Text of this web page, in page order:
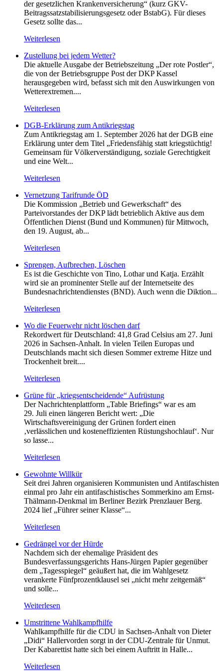
der gesetzlichen Krankenversicherung“ (kurz GKV-
Beitragssatzstabilisierungsgesetz oder BstabG). Für dieses
Gesetz sollte das...
Weiterlesen
Zustellung bei jedem Wetter?
Die aktuelle Ausgabe der Betriebszeitung „Der rote Postler“,
die von der Betriebsgruppe Post der DKP Kassel
herausgegeben wird, befasst sich mit den Auswirkungen von
Wetterextremen....
Weiterlesen
DGB-Erklärung zum Antikriegstag
Zum Antikriegstag am 1. September 2026 hat der DGB eine
Erklärung unter dem Titel „Friedensfähig statt kriegstüchtig!
Gemeinsam für Völkerverständigung, soziale Gerechtigkeit
und eine Welt...
Weiterlesen
Vernetzung Tarifrunde ÖD
Die Kommission „Betrieb und Gewerkschaft“ des
Parteivorstandes der DKP lädt betrieblich Aktive aus dem
Öffentlichen Dienst (Bund und Kommunen) für Mittwoch,
den 19. August, ab...
Weiterlesen
Sprengen, Aufbrechen, Löschen
Es ist die Geschichte von Tino, Lothar und Katja. Erzählt
wird sie an prominenter Stelle auf der Internetseite des
Bundesnachrichtendienstes (BND). Auch wenn die Diktion...
Weiterlesen
Wo die Feuerwehr nicht löschen darf
Rekordwert für Deutschland: 41,8 Grad Celsius am 27. Juni
2026 in Sachsen-Anhalt. In vielen Teilen Europas und
Deutschlands macht sich diesen Sommer extreme Hitze und
Trockenheit breit....
Weiterlesen
Grüne für „kriegsentscheidende“ Aufrüstung
Der Nachrichtenplattform „Table Briefings“ war es am
29. Juli einen längeren Bericht wert: „Die
Wirtschaftsvereinigung der Grünen fordert einen
‚verlässlichen und kosteneffizienten Rüstungshochlauf‘. Nur
so lasse...
Weiterlesen
Gewohnte Willkür
Seit drei Jahren organisieren Kommunisten und Antifaschisten
einmal pro Jahr ein antifaschistisches Sommerkino am Ernst-
Thälmann-Denkmal im Berliner Bezirk Prenzlauer Berg.
2024 lief „Führer seiner Klasse“...
Weiterlesen
Gedrängel vor der Hürde
Nachdem sich der ehemalige Präsident des
Bundesverfassungsgerichts Hans-Jürgen Papier gegenüber
dem „Tagesspiegel“ geäußert hat, die im Wahlgesetz
verankerte Fünfprozentklausel sei „nicht mehr zeitgemäß“
und solle...
Weiterlesen
Umstrittene Wahlkampfhilfe
Wahlkampfhilfe für die CDU in Sachsen-Anhalt von Dieter
„Didi“ Hallervorden sorgt in der CDU-Zentrale für Unmut.
Der Kabarettist hatte sich bei einem Auftritt in Halle...
Weiterlesen